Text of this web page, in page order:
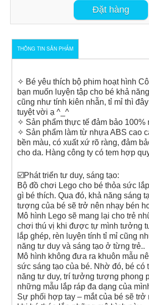
Đặt hàng
THÔNG TIN SẢN PHẨM
✧ Bé yêu thích bộ phim hoạt hình
bạn muốn luyện tập cho bé khả
cũng như tính kiên nhẫn, tỉ mỉ thì
tuyệt vời ạ ^_^
✧ Sản phẩm thực tế đảm bảo 100%
✧ Sản phẩm làm từ nhựa ABS cao
bền màu, có xuất xứ rõ ràng, đảm
cho da. Hàng công ty có tem hợp
☑️Phát triển tư duy, sáng tạo:
Bộ đồ chơi Lego cho bé thỏa sức
gì bé thích. Qua đó, khả năng sáng
tượng của bé sẽ trở nên nhạy bén
Mô hình Lego sẽ mang lại cho trẻ
chơi thú vị khi được tự mình tưởng
lắp ghép, rèn luyện tính tỉ mỉ cũng
năng tư duy và sáng tạo ở từng trẻ..
Mô hình không đưa ra khuôn mẫu
sức sáng tạo của bé. Nhờ đó, bé có
năng tư duy, trí tưởng tượng phong
những mẫu lắp ráp đa dạng của
Sự phối hợp tay – mắt của bé sẽ trở